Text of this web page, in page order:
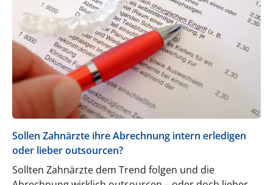
Sollen Zahnärzte ihre Abrechnung intern erledigen
oder lieber outsourcen?
Sollten Zahnärzte dem Trend folgen und die